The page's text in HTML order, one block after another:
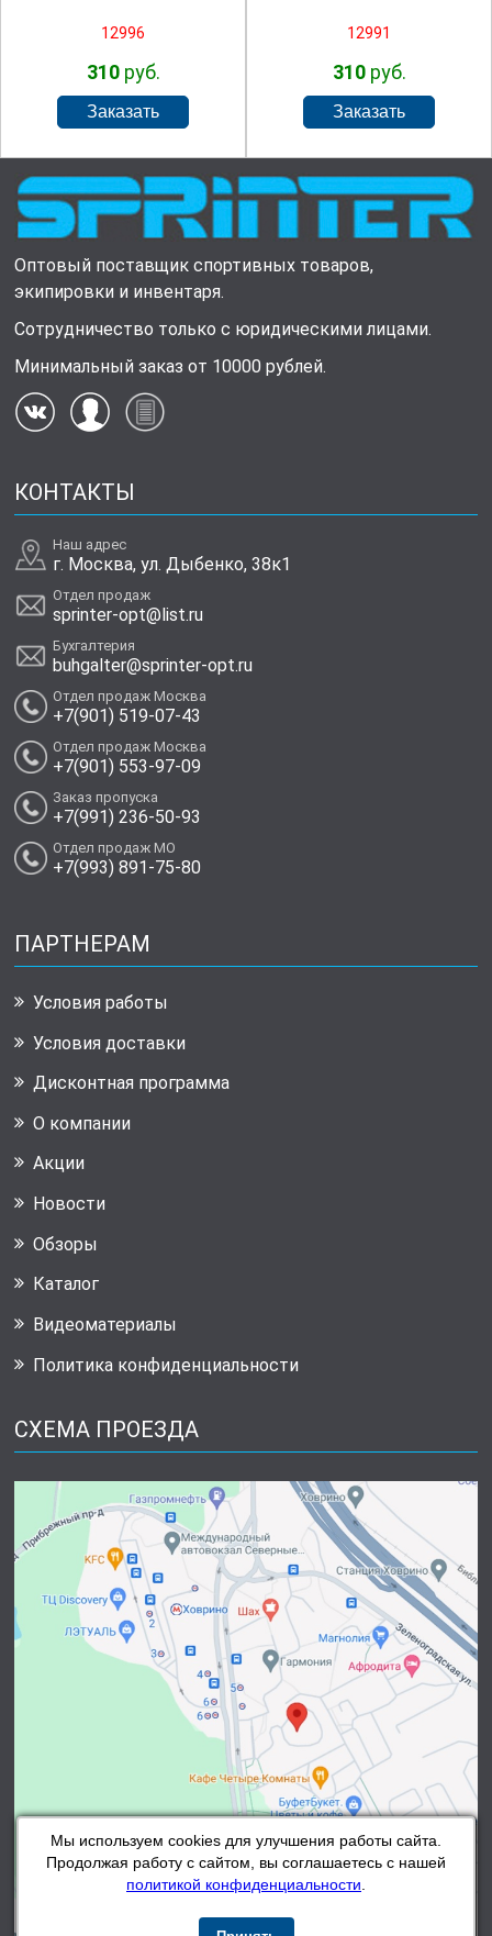
Мы используем cookies для улучшения работы сайта.
Продолжая работу с сайтом, вы соглашаетесь с нашей
политикой конфиденциальности
12996
310руб.
12991
310руб.
Оптовый поставщик спортивных товаров,
экипировки и инвентаря.
Сотрудничество только с юридическими лицами.
Минимальный заказ от 10000 рублей.
КОНТАКТЫ
Наш адрес
г. Москва, ул. Дыбенко, 38к1
Отдел продаж
sprinter-opt@list.ru
Бухгалтерия
buhgalter@sprinter-opt.ru
Отдел продаж Москва
+7(901) 519-07-43
Отдел продаж Москва
+7(901) 553-97-09
Заказ пропуска
+7(991) 236-50-93
Отдел продаж МО
+7(993) 891-75-80
ПАРТНЕРАМ
Условия работы
Условия доставки
Дисконтная программа
О компании
Акции
Новости
Обзоры
Каталог
Видеоматериалы
Политика конфиденциальности
СХЕМА ПРОЕЗДА